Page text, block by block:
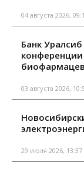
04 августа 2026,
Банк
03 августа 2026,
29 июля 2026, 13:37